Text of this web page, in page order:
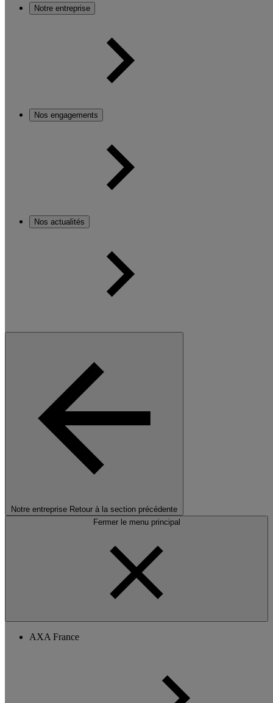
Notre entreprise
Nos engagements
Nos actualités
Notre entreprise Retour à la section précédente
Fermer le menu principal
AXA France